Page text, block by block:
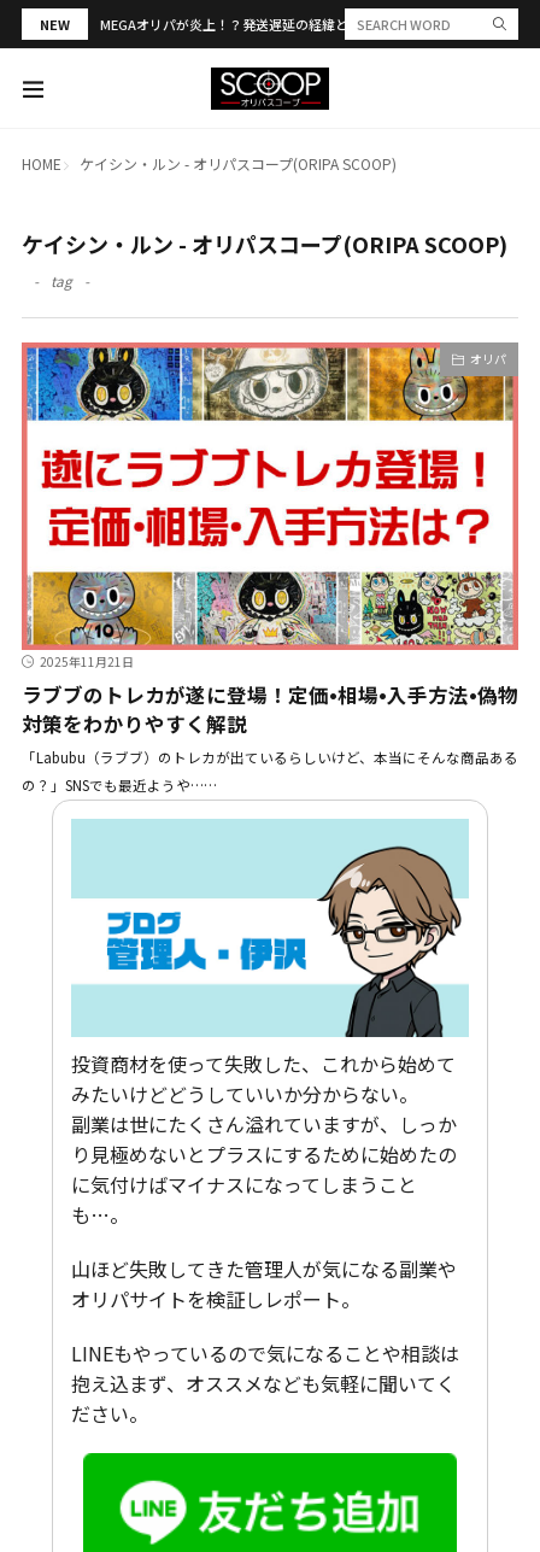
NEW MEGAオリパが炎上！？発送遅延の経緯と評判・当選報告を解説
HOME ケイシン・ルン - オリパスコープ(ORIPA SCOOP)
ケイシン・ルン - オリパスコープ(ORIPA SCOOP)
tag
オリパ
2025年11月21日
ラブブのトレカが遂に登場！定価•相場•入手方法•偽物
対策をわかりやすく解説
「Labubu（ラブブ）のトレカが出ているらしいけど、本当にそんな商品ある
の？」SNSでも最近ようや……
投資商材を使って失敗した、これから始めて
みたいけどどうしていいか分からない。
副業は世にたくさん溢れていますが、しっか
り見極めないとプラスにするために始めたの
に気付けばマイナスになってしまうこと
も…。
山ほど失敗してきた管理人が気になる副業や
オリパサイトを検証しレポート。
LINEもやっているので気になることや相談は
抱え込まず、オススメなども気軽に聞いてく
ださい。